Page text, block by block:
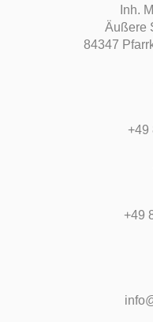
Inh.
Äußere
84347
+49
+49